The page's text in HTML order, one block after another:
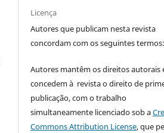
Licença
Autores que publicam nesta revista
concordam com os seguintes termos:
Autores mantêm os direitos autorais
concedem à revista o direito de
publicação, com o trabalho
simultaneamente licenciado sob a
Commons Attribution License, que